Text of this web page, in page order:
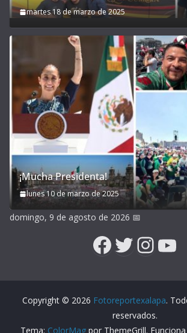
martes 18 de marzo de 2025
¡Mucha Presidenta!
lunes 10 de marzo de 2025
domingo, 9 de agosto de 2026 📅
Facebook
Twitter
Copyright © 2026 Fotoreportexalapa.
reservados.
Tema: ColorMagpor ThemeGrill.